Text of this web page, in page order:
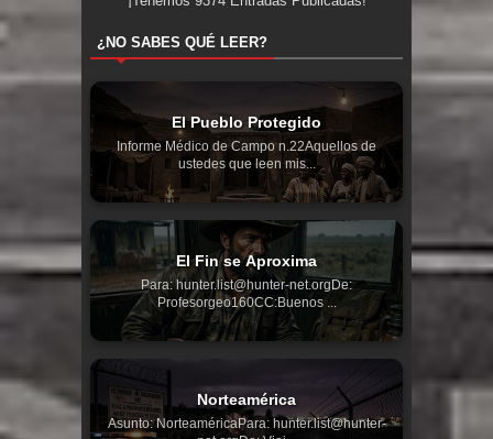
¿NO SABES QUÉ LEER?
El Pueblo Protegido
Informe Médico de Campo n.22Aquellos de
ustedes que leen mis...
El Fin se Aproxima
Para: hunter.list@hunter-net.orgDe:
Profesorgeo160CC:Buenos ...
Norteamérica
Asunto: NorteaméricaPara: hunter.list@hunter-